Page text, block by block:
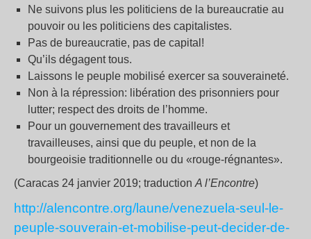
Ne suivons plus les politiciens de la bureaucratie au
pouvoir ou les politiciens des capitalistes.
Pas de bureaucratie, pas de capital!
Qu’ils dégagent tous.
Laissons le peuple mobilisé exercer sa souveraineté.
Non à la répression: libération des prisonniers pour
lutter; respect des droits de l’homme.
Pour un gouvernement des travailleurs et
travailleuses, ainsi que du peuple, et non de la
bourgeoisie traditionnelle ou du «rouge-régnantes».
(Caracas 24 janvier 2019; traduction A l’Encontre)
http://alencontre.org/laune/venezuela-seul-le-
peuple-souverain-et-mobilise-peut-decider-de-